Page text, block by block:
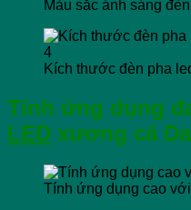
Màu sắc ánh sáng
Kích thước đèn pha
Tính ứng dụng
LED xương cá
Tính ứng dụng cao